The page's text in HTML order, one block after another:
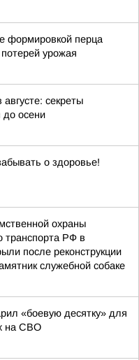
формировкой перца
урожая
секреты
до осени
о здоровье!
охраны
транспорта РФ в
после реконструкции
служебной собаке
«боевую десятку» для
на СВО